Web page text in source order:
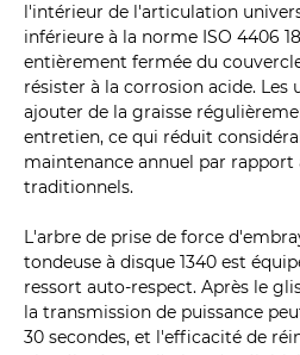
l'intérieur de l'articulation
inférieure à la norme ISO 4406
entièrement fermée du
résister à la corrosion acide.
ajouter de la graisse
entretien, ce qui réduit
maintenance annuel par rapport
traditionnels.
L'arbre de prise de force
tondeuse à disque 1340 est
ressort auto-respect. Après le
la transmission de puissance
30 secondes, et l'efficacité de